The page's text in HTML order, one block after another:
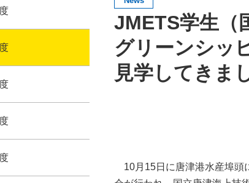
JMETS学生（
グリーンシッ
見学してきま
10月15日に唐津港水産埠頭